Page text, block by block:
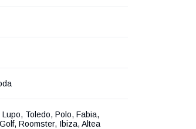
Toledo, Polo, Fabia,
Roomster, Ibiza, Altea